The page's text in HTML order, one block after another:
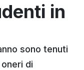
in
sono tenuti
di